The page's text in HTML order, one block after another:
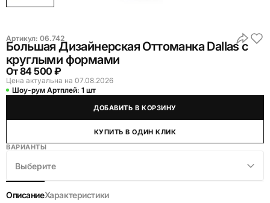
Артикул: 06.742
Большая Дизайнерская Оттоманка Dallas с
круглыми формами
От84 500 ₽
Цена актуальна на 07.08.2026
Шоу-рум Артплей: 1 шт
ДОБАВИТЬ В КОРЗИНУ
КУПИТЬ В ОДИН КЛИК
ВАРИАНТЫ
Выберите
ОписаниеХарактеристики